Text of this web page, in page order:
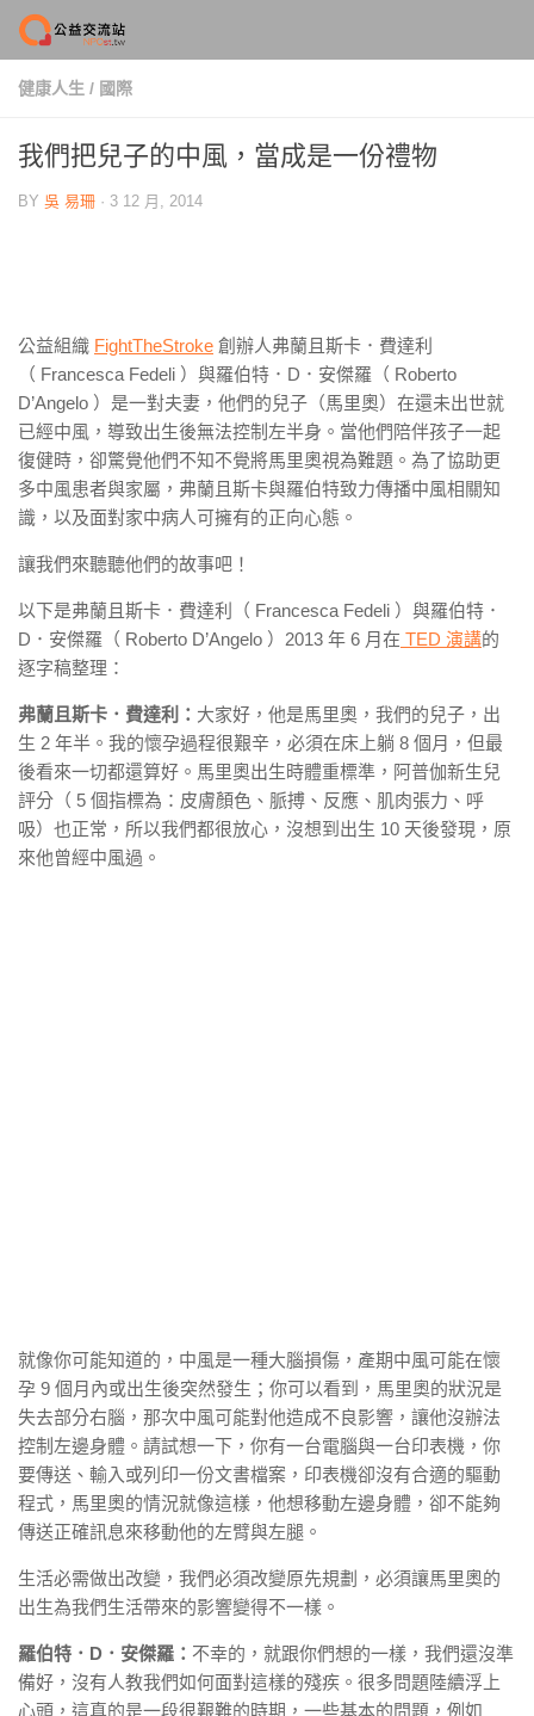
Skip to content
健康人生 / 國際
我們把兒子的中風，當成是一份禮物
BY 吳 易珊 · 3 12 月, 2014
公益組織 FightTheStroke 創辦人弗蘭且斯卡．費達利
（ Francesca Fedeli ）與羅伯特．D．安傑羅（ Roberto
D’Angelo ）是一對夫妻，他們的兒子（馬里奧）在還未出世就
已經中風，導致出生後無法控制左半身。當他們陪伴孩子一起
復健時，卻驚覺他們不知不覺將馬里奧視為難題。為了協助更
多中風患者與家屬，弗蘭且斯卡與羅伯特致力傳播中風相關知
識，以及面對家中病人可擁有的正向心態。
讓我們來聽聽他們的故事吧！
以下是弗蘭且斯卡．費達利（ Francesca Fedeli ）與羅伯特．
D．安傑羅（ Roberto D’Angelo ）2013 年 6 月在 TED 演講的
逐字稿整理：
弗蘭且斯卡．費達利： 大家好，他是馬里奧，我們的兒子，出
生 2 年半。我的懷孕過程很艱辛，必須在床上躺 8 個月，但最
後看來一切都還算好。馬里奧出生時體重標準，阿普伽新生兒
評分（ 5 個指標為：皮膚顏色、脈搏、反應、肌肉張力、呼
吸）也正常，所以我們都很放心，沒想到出生 10 天後發現，原
來他曾經中風過。
就像你可能知道的，中風是一種大腦損傷，產期中風可能在懷
孕 9 個月內或出生後突然發生；你可以看到，馬里奧的狀況是
失去部分右腦，那次中風可能對他造成不良影響，讓他沒辦法
控制左邊身體。請試想一下，你有一台電腦與一台印表機，你
要傳送、輸入或列印一份文書檔案，印表機卻沒有合適的驅動
程式，馬里奧的情況就像這樣，他想移動左邊身體，卻不能夠
傳送正確訊息來移動他的左臂與左腿。
生活必需做出改變，我們必須改變原先規劃，必須讓馬里奧的
出生為我們生活帶來的影響變得不一樣。
羅伯特．D．安傑羅： 不幸的，就跟你們想的一樣，我們還沒準
備好，沒有人教我們如何面對這樣的殘疾。很多問題陸續浮上
心頭，這真的是一段很艱難的時期，一些基本的問題，例如